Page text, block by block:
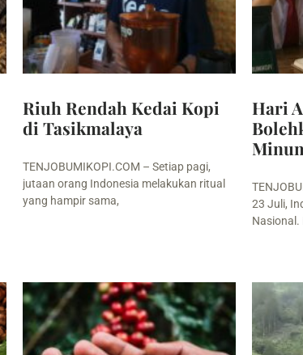
Riuh Rendah Kedai Kopi
di Tasikmalaya
TENJOBUMIKOPI.COM – Setiap pagi,
jutaan orang Indonesia melakukan ritual
yang hampir sama,
Hari
23 Juli,
Nasional.